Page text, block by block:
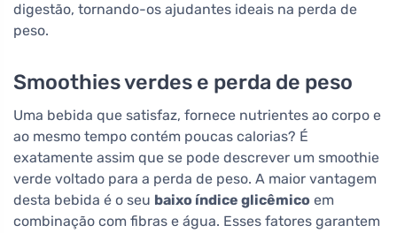
digestão, tornando-os ajudantes ideais na perda de
peso.
Smoothies verdes e perda de peso
Uma bebida que satisfaz, fornece nutrientes ao corpo e
ao mesmo tempo contém poucas calorias? É
exatamente assim que se pode descrever um smoothie
verde voltado para a perda de peso. A maior vantagem
desta bebida é o seu baixo índice glicêmico em
combinação com fibras e água. Esses fatores garantem